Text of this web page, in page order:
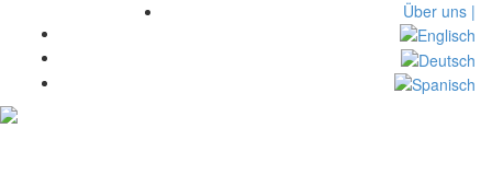
Über uns |